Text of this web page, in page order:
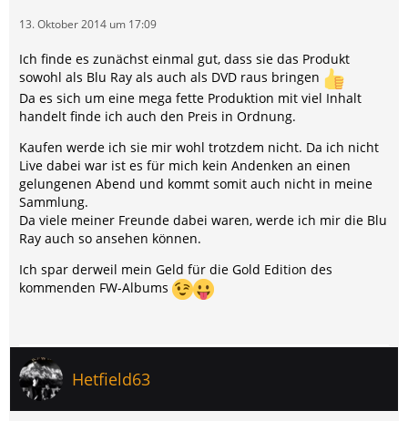
13. Oktober 2014 um 17:09
Ich finde es zunächst einmal gut, dass sie das Produkt
sowohl als Blu Ray als auch als DVD raus bringen
Da es sich um eine mega fette Produktion mit viel Inhalt
handelt finde ich auch den Preis in Ordnung.
Kaufen werde ich sie mir wohl trotzdem nicht. Da ich nicht
Live dabei war ist es für mich kein Andenken an einen
gelungenen Abend und kommt somit auch nicht in meine
Sammlung.
Da viele meiner Freunde dabei waren, werde ich mir die Blu
Ray auch so ansehen können.
Ich spar derweil mein Geld für die Gold Edition des
kommenden FW-Albums
Hetfield63